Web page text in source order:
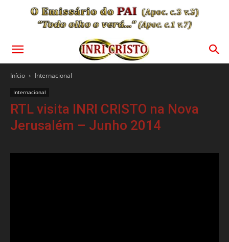
Início Internacional
Internacional
RTL visita INRI CRISTO na Nova
Jerusalém – Junho 2014